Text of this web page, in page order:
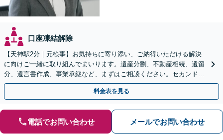
口座凍結解除
【天神駅2分｜元検事】お気持ちに寄り添い、ご納得いただける解決
に向けご一緒に取り組んでまいります。遺産分割、不動産相続、遺留
分、遺言書作成、事業承継など、まずはご相談ください。セカンドオ
ピニオン可【休日・夜間相談可｜出張相談＆WEB面談可】
料金表を見る
電話でお問い合わせ メールでお問い合わせ